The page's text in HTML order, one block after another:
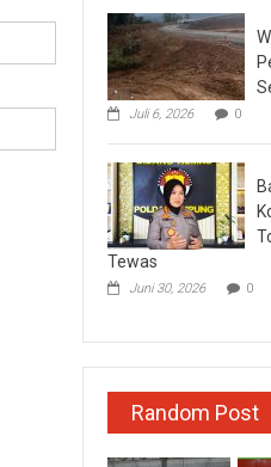
Juli 6, 2026 0
Tewas
Juni 30, 2026 0
Random Post